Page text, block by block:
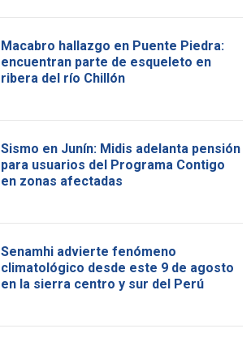
Macabro hallazgo en Puente Piedra:
encuentran parte de esqueleto en
ribera del río Chillón
Sismo en Junín: Midis adelanta pensión
para usuarios del Programa Contigo
en zonas afectadas
Senamhi advierte fenómeno
climatológico desde este 9 de agosto
en la sierra centro y sur del Perú